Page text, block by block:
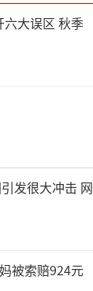
大误区 秋季
发很大冲击 网
被索赔924元